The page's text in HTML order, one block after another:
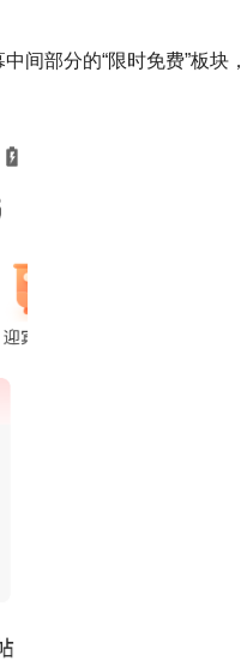
间部分的“限时免费”板块，